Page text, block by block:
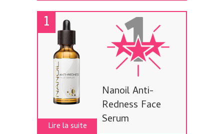
Nanoil Anti-
Redness Face
Serum
Lire la suite